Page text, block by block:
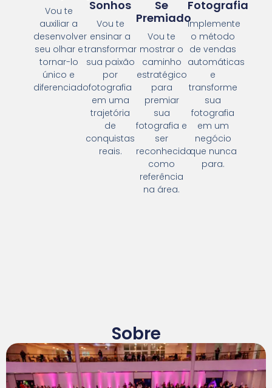
Vou te
auxiliar a
desenvolver
seu olhar e
tornar-lo
único e
diferenciado.
Sonhos
Vou te
ensinar a
transformar
sua paixão
por
fotografia
em uma
trajetória
de
conquistas
reais.
Se
Premiado
Vou te
mostrar o
caminho
estratégico
para
premiar
sua
fotografia e
ser
reconhecido
como
referência
na área.
Fotografia
Implemente
o método
de vendas
automáticas
e
transforme
sua
fotografia
em um
negócio
que nunca
para.
Sobre